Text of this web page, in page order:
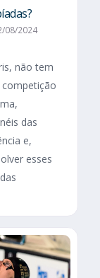
08/2024
não tem
das
e,
esses